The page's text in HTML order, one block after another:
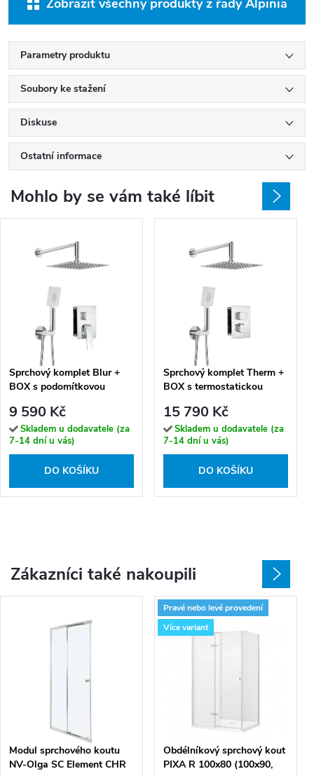
Zobrazit všechny produkty z řady Alpinia
Parametry produktu
Soubory ke stažení
Diskuse
Ostatní informace
Mohlo by se vám také líbit
Sprchový komplet Blur +
BOX s podomítkovou
9 590 Kč
Skladem u dodavatele (za
7-14 dní u vás)
DO KOŠÍKU
Sprchový komplet Therm +
BOX s termostatickou
BXYZ0ECT
15 790 Kč
Skladem u dodavatele (za
7-14 dní u vás)
DO KOŠÍKU
Zákazníci také nakoupili
Modul sprchového koutu
NV-Olga SC Element CHR
Pravé nebo levé provedení
Více variant
Obdélníkový sprchový kout
PIXA R 100x80 (100x90,